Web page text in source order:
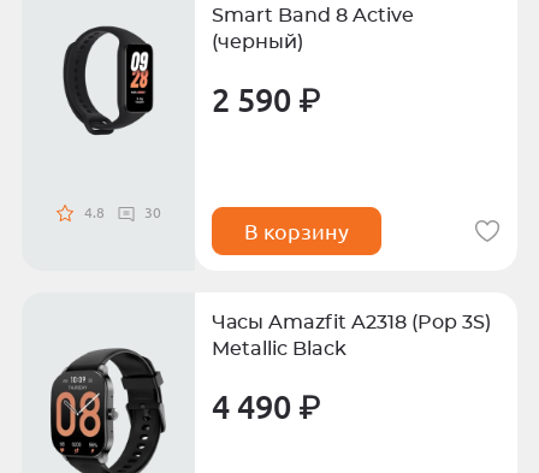
4.8 30
Smart Band 8 Active
(черный)
2 590 ₽
В корзину
Часы Amazfit A2318 (Pop 3S)
Metallic Black
4 490 ₽